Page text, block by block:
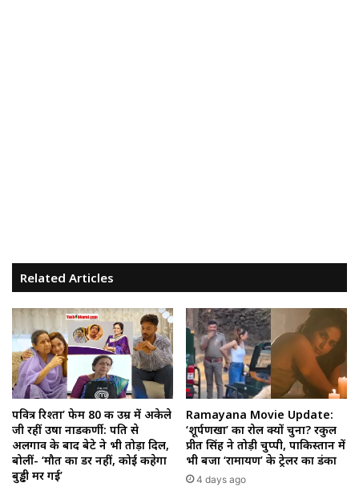
Related Articles
पवित्र रिश्ता’ फेम 80 की उम्र में अकेले
जी रहीं उषा नाडकर्णी: पति से
अलगाव के बाद बेटे ने भी तोड़ा दिल,
बोलीं- ‘मौत का डर नहीं, कोई कहेगा
बुड्ढी मर गई’
Ramayana Movie Update:
‘शूर्पणखा’ का रोल क्यों चुना? रकुल
प्रीत सिंह ने तोड़ी चुप्पी, पाकिस्तान में
भी बजा ‘रामायण’ के ट्रेलर का डंका
4 days ago